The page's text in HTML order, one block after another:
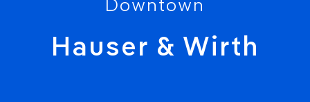
Downtown
Hauser & Wirth